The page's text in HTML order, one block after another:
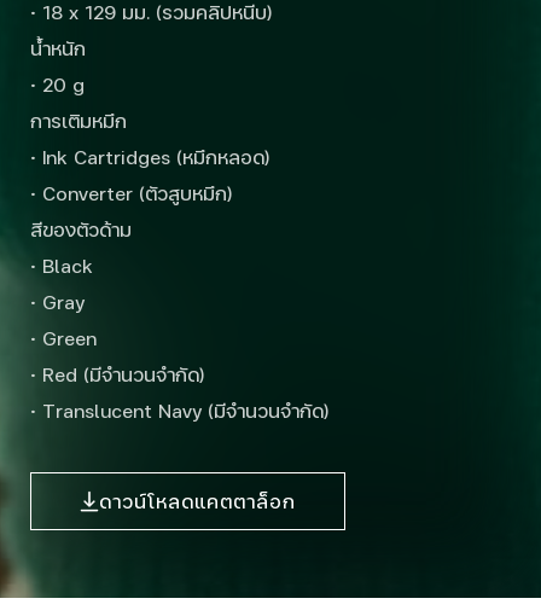
· 18 x 129 มม. (รวมคลิปหนีบ)
น้ำหนัก
· 20 g
การเติมหมึก
· Ink Cartridges (หมึกหลอด)
· Converter (ตัวสูบหมึก)
สีของตัวด้าม
· Black
· Gray
· Green
· Red (มีจำนวนจำกัด)
· Translucent Navy (มีจำนวนจำกัด)
ดาวน์โหลดแคตตาล็อก